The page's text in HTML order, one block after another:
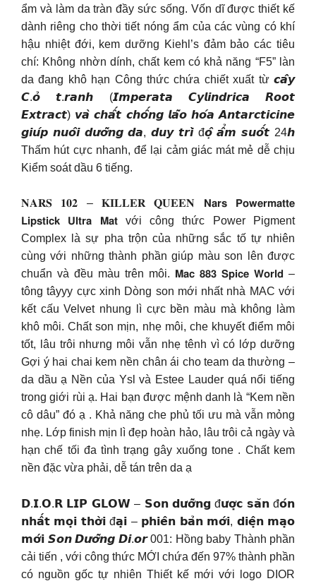
ẩm và làm da tràn đầy sức sống. Vốn dĩ được thiết kế
dành riêng cho thời tiết nóng ẩm của các vùng có khí
hậu nhiệt đới, kem dưỡng Kiehl’s đảm bảo các tiêu
chí: Không nhờn dính, chất kem có khả năng “F5” làn
da đang khô hạn Công thức chứa chiết xuất từ 𝙘𝙖̂𝙮
𝘾.𝙤̉ 𝙩.𝙧𝙖𝙣𝙝 (𝙄𝙢𝙥𝙚𝙧𝙖𝙩𝙖 𝘾𝙮𝙡𝙞𝙣𝙙𝙧𝙞𝙘𝙖 𝙍𝙤𝙤𝙩
𝙀𝙭𝙩𝙧𝙖𝙘𝙩) 𝙫𝙖̀ 𝙘𝙝𝙖̂́𝙩 𝙘𝙝𝙤̂́𝙣𝙜 𝙡𝙖̃𝙤 𝙝𝙤́𝙖 𝘼𝙣𝙩𝙖𝙧𝙘𝙩𝙞𝙘𝙞𝙣𝙚
𝙜𝙞𝙪́𝙥 𝙣𝙪𝙤̂𝙞 𝙙𝙪̛𝙤̛̃𝙣𝙜 𝙙𝙖, 𝙙𝙪𝙮 𝙩𝙧𝙞̀ đ𝙤̣̂ 𝙖̂̉𝙢 𝙨𝙪𝙤̂́𝙩 24𝙝
Thấm hút cực nhanh, để lại cảm giác mát mẻ dễ chịu
Kiểm soát dầu 6 tiếng.
𝐍𝐀𝐑𝐒 𝟏𝟎𝟐 – 𝐊𝐈𝐋𝐋𝐄𝐑 𝐐𝐔𝐄𝐄𝐍 𝗡𝗮𝗿𝘀 𝗣𝗼𝘄𝗲𝗿𝗺𝗮𝘁𝘁𝗲
𝗟𝗶𝗽𝘀𝘁𝗶𝗰𝗸 𝗨𝗹𝘁𝗿𝗮 𝗠𝗮𝘁 với công thức Power Pigment
Complex là sự pha trộn của những sắc tố tự nhiên
cùng với những thành phần giúp màu son lên được
chuẩn và đều màu trên môi. 𝗠𝗮𝗰 𝟴𝟴𝟯 𝗦𝗽𝗶𝗰𝗲 𝗪𝗼𝗿𝗹𝗱 –
tông tâyyy cực xinh Dòng son mới nhất nhà MAC với
kết cấu Velvet nhung lì cực bền màu mà không làm
khô môi. Chất son mịn, nhẹ môi, che khuyết điểm môi
tốt, lâu trôi nhưng môi vẫn nhẹ tênh vì có lớp dưỡng
Gợi ý hai chai kem nền chân ái cho team da thường –
da dầu ạ Nền của Ysl và Estee Lauder quá nổi tiếng
trong giới rùi ạ. Hai bạn được mệnh danh là “Kem nền
cô dâu” đó ạ . Khả năng che phủ tối ưu mà vẫn mỏng
nhẹ. Lớp finish mịn lì đẹp hoàn hảo, lâu trôi cả ngày và
hạn chế tối đa tình trạng gây xuống tone . Chất kem
nền đặc vừa phải, dễ tán trên da ạ
𝗗.𝗜.𝗢.𝗥 𝗟𝗜𝗣 𝗚𝗟𝗢𝗪 – 𝗦𝗼𝗻 𝗱𝘂̛𝗼̛̃𝗻𝗴 đ𝘂̛𝗼̛̣𝗰 𝘀𝗮̆𝗻 đ𝗼́𝗻
𝗻𝗵𝗮̂́𝘁 𝗺𝗼̣𝗶 𝘁𝗵𝗼̛̀𝗶 đ𝗮̣𝗶 – 𝗽𝗵𝗶𝗲̂𝗻 𝗯𝗮̉𝗻 𝗺𝗼̛́𝗶, 𝗱𝗶𝗲̣̂𝗻 𝗺𝗮̣𝗼
𝗺𝗼̛́𝗶 𝙎𝙤𝙣 𝘿𝙪̛𝙤̛̃𝙣𝙜 𝘿𝙞.𝙤𝙧 001: Hồng baby Thành phần
cải tiến , với công thức MỚI chứa đến 97% thành phần
có nguồn gốc tự nhiên Thiết kế mới với logo DIOR